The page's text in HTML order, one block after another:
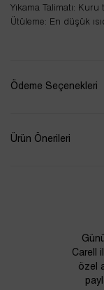
Yıkama Talimatı:
Ütüleme: En düşük
Ödeme Seçenekleri
Ürün Önerileri
Carell
özel